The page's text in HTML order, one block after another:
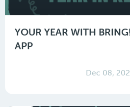
YOUR YEAR WITH
APP
Dec 08,